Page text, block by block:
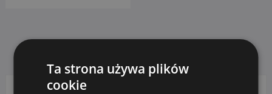
Ta strona używa plików
cookie